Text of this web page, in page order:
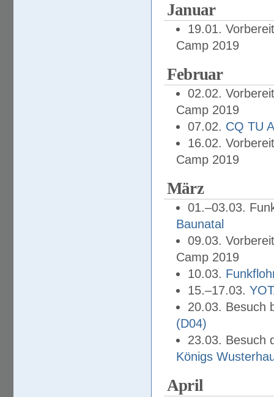
Januar
19.01.
Camp 2019
Februar
02.02.
Camp 2019
07.02. CQ TU
16.02.
Camp 2019
März
01.–03.03.
Baunatal
09.03.
Camp 2019
10.03.
15.–17.03.
20.03. Besuch
(D04)
23.03. Besuch
Königs
April